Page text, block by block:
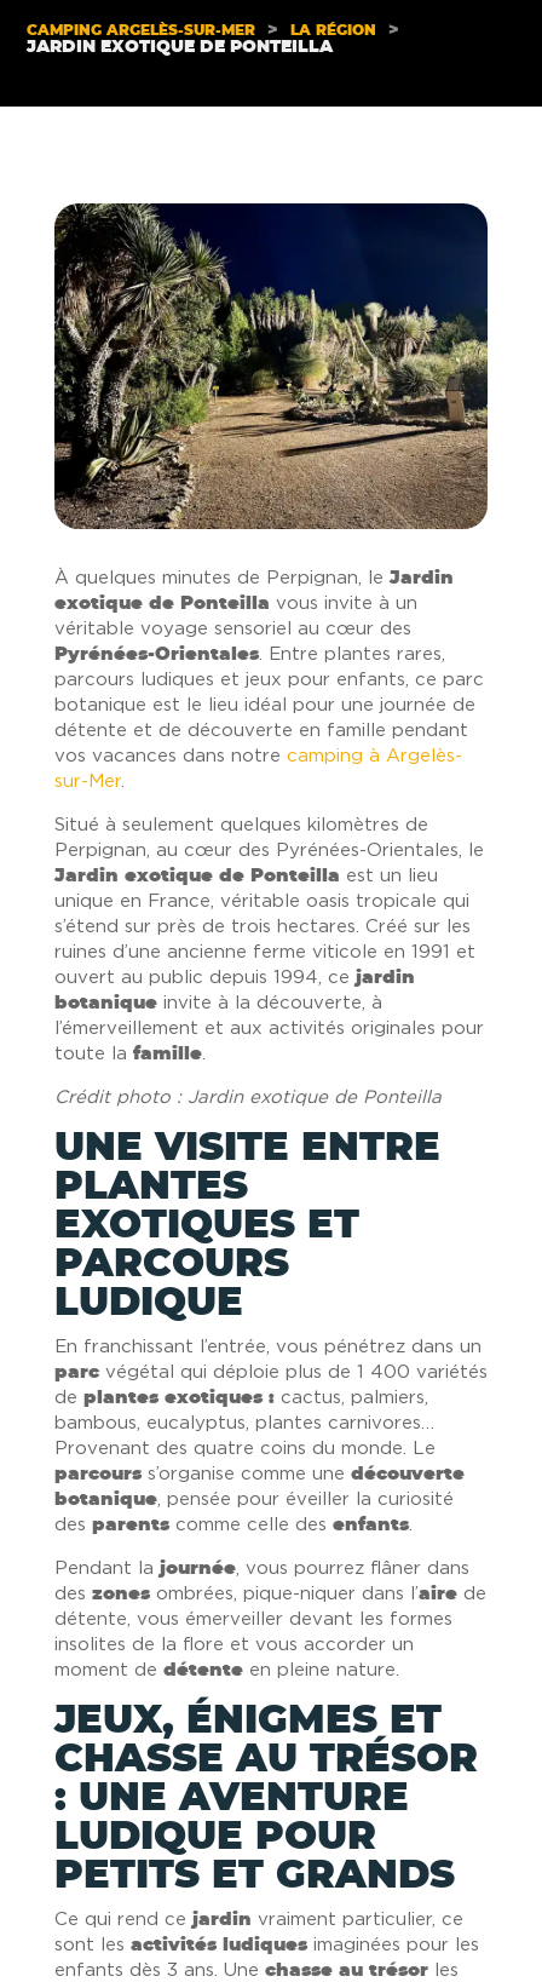
CAMPING ARGELÈS-SUR-MER > LA RÉGION
>
JARDIN EXOTIQUE DE PONTEILLA
À quelques minutes de Perpignan, le Jardin
exotique de Ponteilla vous invite à un
véritable voyage sensoriel au cœur des
Pyrénées-Orientales. Entre plantes rares,
parcours ludiques et jeux pour enfants, ce parc
botanique est le lieu idéal pour une journée de
détente et de découverte en famille pendant
vos vacances dans notre camping à Argelès-
sur-Mer.
Situé à seulement quelques kilomètres de
Perpignan, au cœur des Pyrénées-Orientales, le
Jardin exotique de Ponteilla est un lieu
unique en France, véritable oasis tropicale qui
s’étend sur près de trois hectares. Créé sur les
ruines d’une ancienne ferme viticole en 1991 et
ouvert au public depuis 1994, ce jardin
botaniqueinvite à la découverte, à
l’émerveillement et aux activités originales pour
toute la famille.
Crédit photo : Jardin exotique de Ponteilla
UNE VISITE ENTRE
PLANTES
EXOTIQUES ET
PARCOURS
LUDIQUE
En franchissant l’entrée, vous pénétrez dans un
parcvégétal qui déploie plus de 1 400 variétés
de plantes exotiques :cactus, palmiers,
bambous, eucalyptus, plantes carnivores…
Provenant des quatre coins du monde. Le
parcourss’organise comme une découverte
botanique, pensée pour éveiller la curiosité
des parentscomme celle des enfants.
Pendant la journée, vous pourrez flâner dans
des zonesombrées, pique-niquer dans l’airede
détente, vous émerveiller devant les formes
insolites de la flore et vous accorder un
moment de détenteen pleine nature.
JEUX, ÉNIGMES ET
CHASSE AU TRÉSOR
: UNE AVENTURE
LUDIQUE POUR
PETITS ET GRANDS
Ce qui rend ce jardin vraiment particulier, ce
sont les activités ludiquesimaginées pour les
enfants dès 3 ans. Une chasse au trésorles